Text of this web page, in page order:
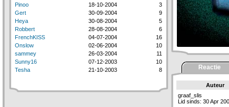
Pinoo
18-10-2004
3
Gert
30-09-2004
9
Heya
30-08-2004
5
Robbert
28-08-2004
6
FrenchKISS
04-07-2004
16
Onslow
02-06-2004
10
sammey
26-03-2004
11
Sunny16
07-12-2003
10
Tesha
21-10-2003 8 Reactie
Auteur
graaf_slis
Lid sinds: 30 Apr